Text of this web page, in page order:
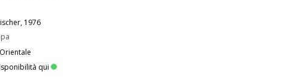
1976
qui